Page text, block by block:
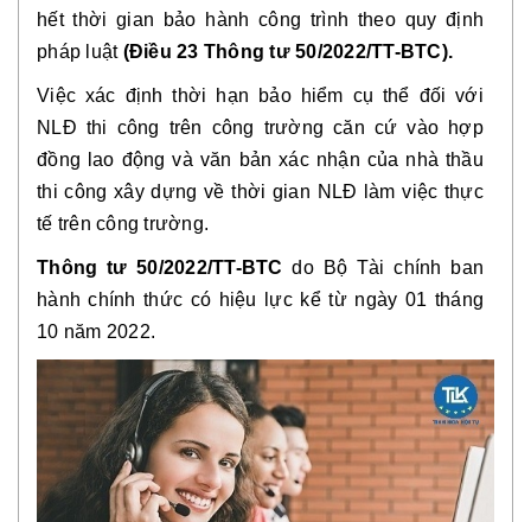
hết thời gian bảo hành công trình theo quy định
pháp luật (Điều 23 Thông tư 50/2022/TT-BTC).
Việc xác định thời hạn bảo hiểm cụ thể đối với
NLĐ thi công trên công trường căn cứ vào hợp
đồng lao động và văn bản xác nhận của nhà thầu
thi công xây dựng về thời gian NLĐ làm việc thực
tế trên công trường.
Thông tư 50/2022/TT-BTC do Bộ Tài chính ban
hành chính thức có hiệu lực kể từ ngày 01 tháng
10 năm 2022.